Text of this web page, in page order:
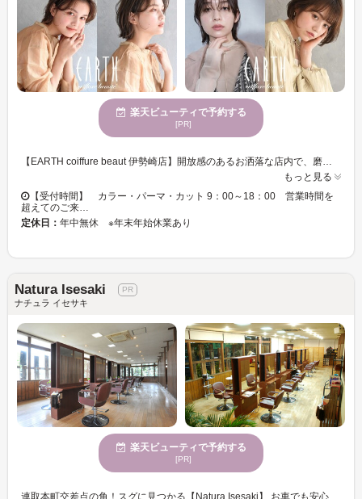
楽天ビューティで予約する
[PR]
もっと見る
【受付時間】 カラー・パーマ・カット 9：00～18：00 営業時間を
超えてのご来…
定休日： 年中無休 ※年末年始休業あり
Natura Isesaki
ナチュラ イセサキ
楽天ビューティで予約する
[PR]